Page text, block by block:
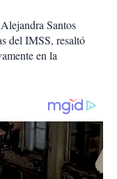
Santos
del IMSS, resaltó
en la